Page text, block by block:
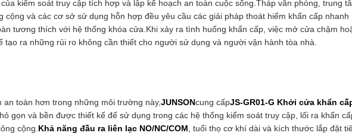
kiểm soát truy cập tích hợp và lập kế hoạch an toàn cuộc sống.Tháp văn phòng, trung
cộng và các cơ sở sử dụng hỗn hợp đều yêu cầu các giải pháp thoát hiểm khẩn cấp nhanh
tương thích với hệ thống khóa cửa.Khi xảy ra tình huống khẩn cấp, việc mở cửa chậm
tạo ra những rủi ro không cần thiết cho người sử dụng và người vận hành tòa nhà.
toàn hơn trong những môi trường này,JUNSONcung cấpJS-GR01-G Khởi cửa khẩn
gọn và bền được thiết kế để sử dụng trong các hệ thống kiểm soát truy cập, lối ra khẩn
cộng. Khả năng đầu ra liên lạc NO/NC/COM , tuổi thọ cơ khí dài và kích thước lắp đặt